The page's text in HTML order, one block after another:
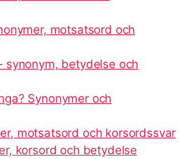
motsatsord och
synonym, betydelse och
Synonymer och
motsatsord och korsordssvar
korsord och betydelse